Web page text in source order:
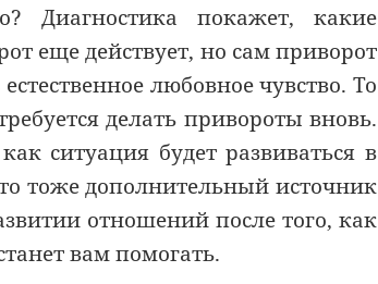
Диагностика покажет, какие
еще действует, но сам приворот
любовное чувство. То
делать привороты вновь.
ситуация будет развиваться в
тоже дополнительный источник
отношений после того, как
вам помогать.